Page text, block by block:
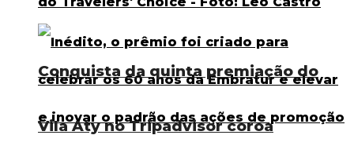
Conquista da quinta premiação do
Vila Aty no Tripadvisor coroa